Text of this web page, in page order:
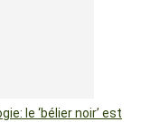
le ‘bélier noir’ est